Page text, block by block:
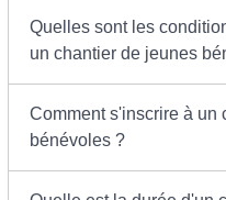
Quelles sont les
un chantier de jeunes
Comment s'inscrire à un
bénévoles ?